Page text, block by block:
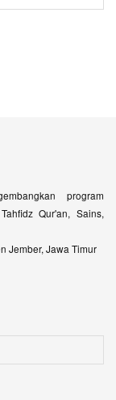
program
Qur'an, Sains,
Jember, Jawa Timur